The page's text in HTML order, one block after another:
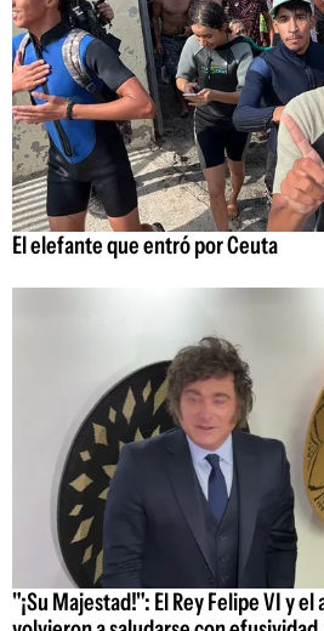
El elefante que entró por Ceuta
"¡Su Majestad!": El Rey Felipe VI y